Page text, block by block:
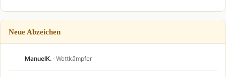
Neue Abzeichen
ManuelK. · Wettkämpfer